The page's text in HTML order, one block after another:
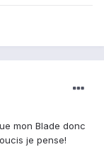
mon Blade donc
je pense!